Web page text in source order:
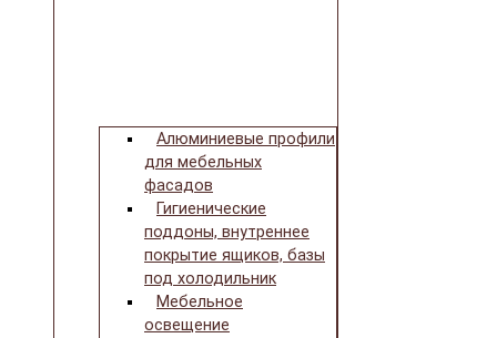
Алюминиевые профили
для мебельных
фасадов
Гигиенические
поддоны, внутреннее
покрытие ящиков, базы
под холодильник
Мебельное
освещение